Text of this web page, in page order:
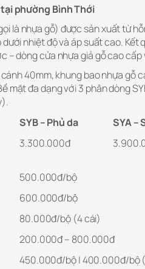
phường Bình Thới
là nhựa gỗ) được sản xuất từ
nhiệt độ và áp suất cao. Kết
– dòng cửa nhựa giả gỗ cao cấp
40mm, khung bao nhựa gỗ
mặt đa dạng với 3 phân dòng
SYB – Phủ da SYA –
3.300.000đ
500.000đ/bộ
600.000đ/bộ
80.000đ/bộ (4 cái)
200.000đ – 800.000đ
450.000đ/bộ | 400.000đ/bộ